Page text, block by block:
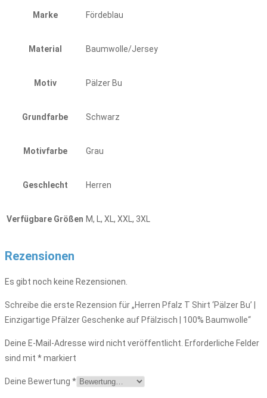
Marke Fördeblau
Material Baumwolle/Jersey
Motiv Pälzer Bu
Grundfarbe Schwarz
Motivfarbe Grau
Geschlecht Herren
Verfügbare Größen M, L, XL, XXL, 3XL
Rezensionen
Es gibt noch keine Rezensionen.
Schreibe die erste Rezension für „Herren Pfalz T Shirt ‘Pälzer Bu’ |
Einzigartige Pfälzer Geschenke auf Pfälzisch | 100% Baumwolle“
Deine E-Mail-Adresse wird nicht veröffentlicht. Erforderliche Felder
sind mit *markiert
Deine Bewertung *